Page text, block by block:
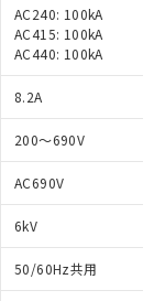
AC240: 100kA
AC415: 100kA
AC440: 100kA
8.2A
200～690V
AC690V
6kV
50/60Hz共用